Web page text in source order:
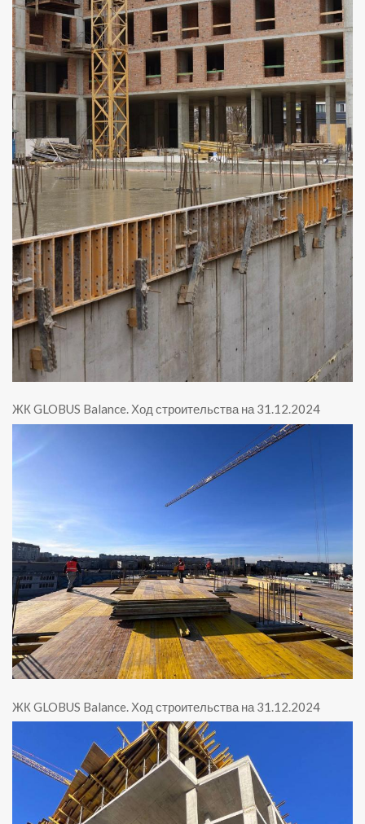
ЖК GLOBUS Balance. Ход строительства на 31.12.2024
ЖК GLOBUS Balance. Ход строительства на 31.12.2024